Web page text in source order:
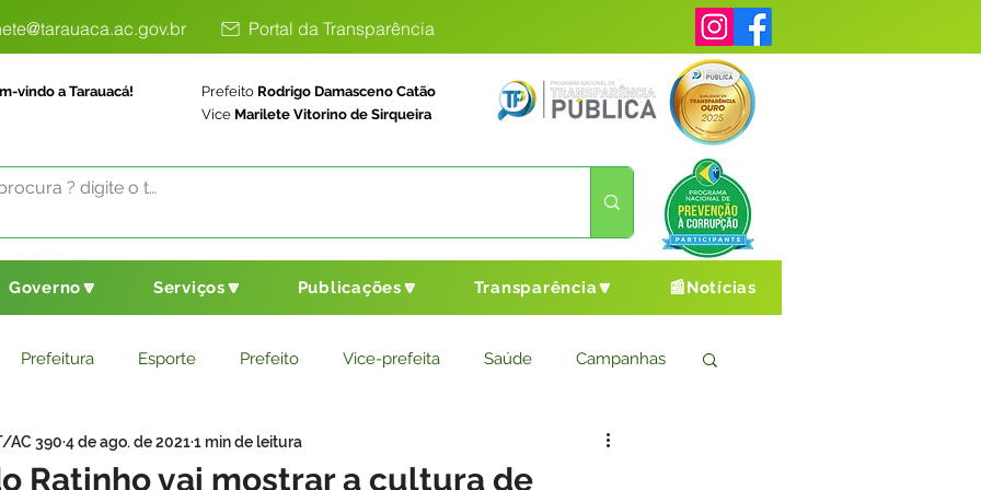
Portal da Transparência
vindo a Tarauacá! Prefeito Rodrigo Damasceno Catão
Vice Marilete Vitorino de Sirqueira
Governo🔽 Serviços🔽 Publicações🔽 Transparência🔽 📰Notícias
Prefeitura Esporte Prefeito Vice-prefeita Saúde Campanhas
Saneamento Básico Agricultura Cultura e Esporte
Ratinho vai mostrar a cultura de
AC 390 4 de ago. de 20211 min de leitura